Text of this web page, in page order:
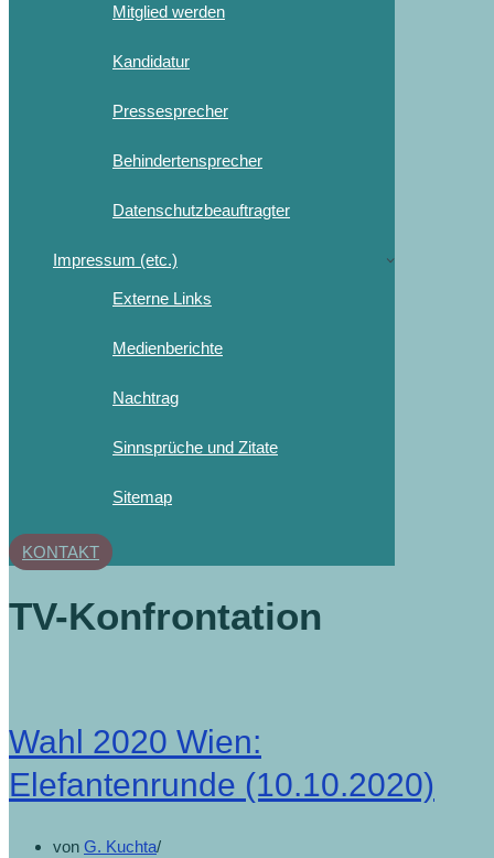
Mitglied werden
Kandidatur
Pressesprecher
Behindertensprecher
Datenschutzbeauftragter
Impressum (etc.)
Externe Links
Medienberichte
Nachtrag
Sinnsprüche und Zitate
Sitemap
KONTAKT
TV-Konfrontation
Wahl 2020 Wien:
Elefantenrunde (10.10.2020)
von G. Kuchta